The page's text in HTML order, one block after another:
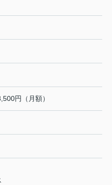
円（月額）